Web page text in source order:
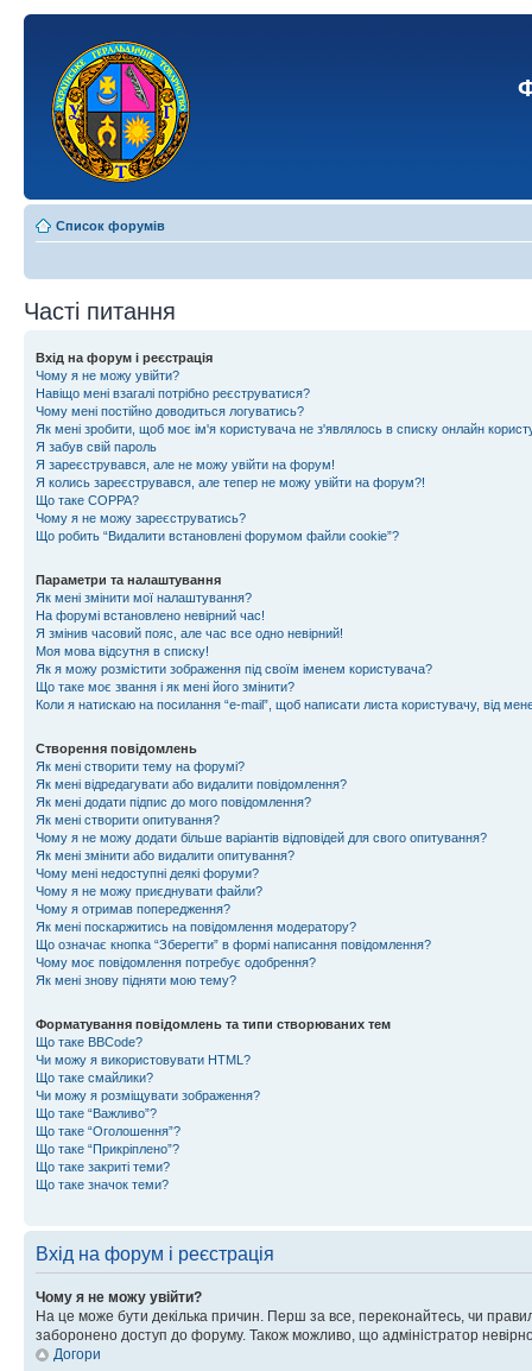
Список форумів
Часті питання
Вхід на форум і реєстрація
Чому я не можу увійти?
Навіщо мені взагалі потрібно реєструватися?
Чому мені постійно доводиться логуватись?
Як мені зробити, щоб моє ім'я користувача не з'являлось в списку онлайн
Я забув свій пароль
Я зареєструвався, але не можу увійти на форум!
Я колись зареєструвався, але тепер не можу увійти на форум?!
Що таке COPPA?
Чому я не можу зареєструватись?
Що робить “Видалити встановлені форумом файли cookie”?
Параметри та налаштування
Як мені змінити мої налаштування?
На форумі встановлено невірний час!
Я змінив часовий пояс, але час все одно невірний!
Моя мова відсутня в списку!
Як я можу розмістити зображення під своїм іменем користувача?
Що таке моє звання і як мені його змінити?
Коли я натискаю на посилання “e-mail”, щоб написати листа користувачу, від
Створення повідомлень
Як мені створити тему на форумі?
Як мені відредагувати або видалити повідомлення?
Як мені додати підпис до мого повідомлення?
Як мені створити опитування?
Чому я не можу додати більше варіантів відповідей для свого опитування?
Як мені змінити або видалити опитування?
Чому мені недоступні деякі форуми?
Чому я не можу приєднувати файли?
Чому я отримав попередження?
Як мені поскаржитись на повідомлення модератору?
Що означає кнопка “Зберегти” в формі написання повідомлення?
Чому моє повідомлення потребує одобрення?
Як мені знову підняти мою тему?
Форматування повідомлень та типи створюваних тем
Що таке BBCode?
Чи можу я використовувати HTML?
Що таке смайлики?
Чи можу я розміщувати зображення?
Що таке “Важливо”?
Що таке “Оголошення”?
Що таке “Прикріплено”?
Що таке закриті теми?
Що таке значок теми?
Вхід на форум і реєстрація
Чому я не можу увійти?
На це може бути декілька причин. Перш за все, переконайтесь, чи
заборонено доступ до форуму. Також можливо, що адміністратор
Догори